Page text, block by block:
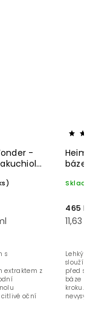
-
s
extraktem z
oční
báze
465
11,63
Lehký
slouží
před
báze
kroku.